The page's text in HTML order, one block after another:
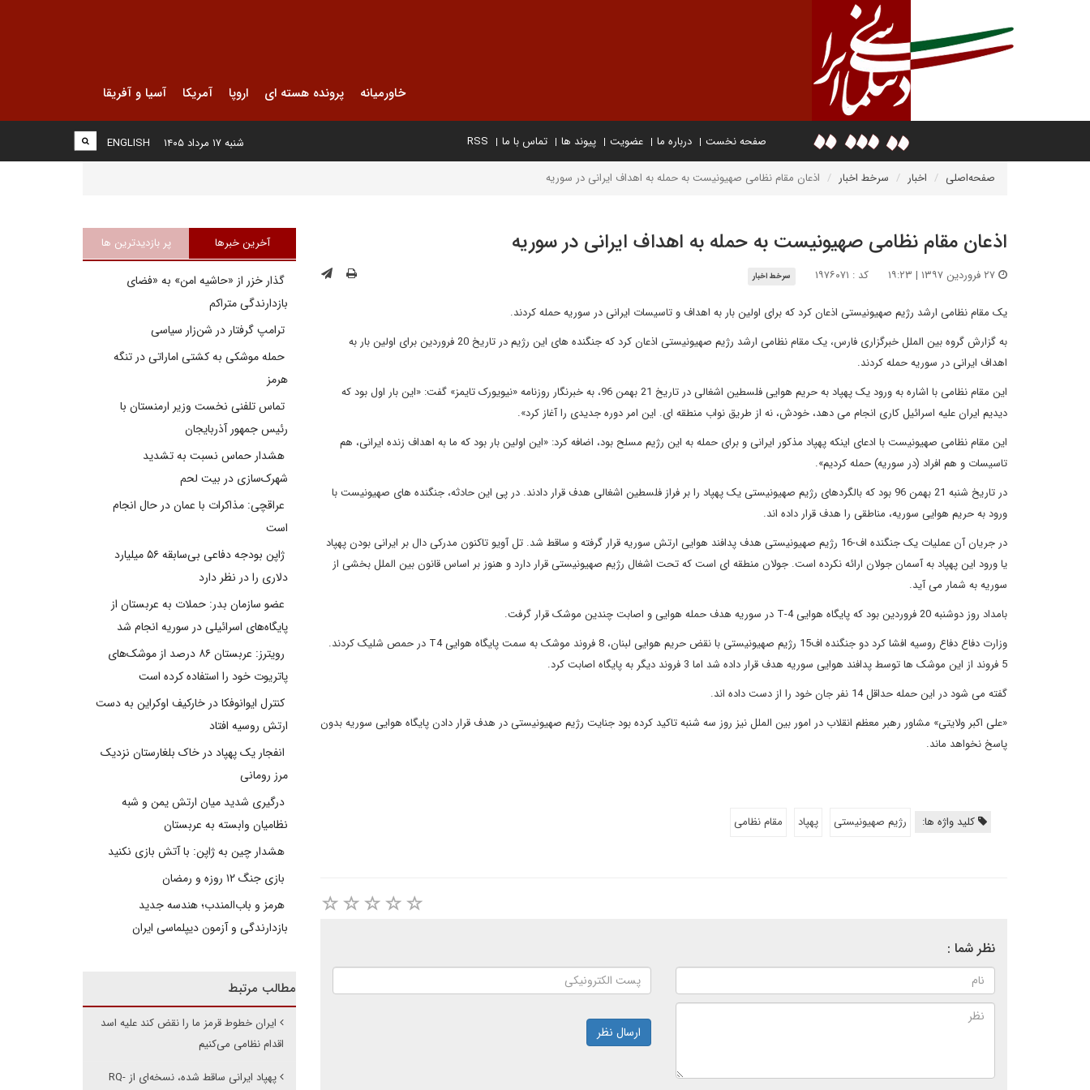
خاورمیانه پرونده هسته ای اروپا آمریکا آسیا و آفریقا
صفحه نخست درباره ما عضویت پیوند ها تماس با ما RSS
ENGLISH شنبه ۱۷ مرداد ۱۴۰۵
صفحه‌اصلی اخبار سرخط اخبار اذعان مقام نظامی صهیونیست به حمله به اهداف ایرانی در سوریه
اذعان مقام نظامی صهیونیست به حمله به اهداف ایرانی در سوریه
کد : ۱۹۷۶۰۷۱ سرخط اخبار
یک مقام نظامی ارشد رژیم صهیونیستی اذعان کرد که برای اولین بار به اهداف و تاسیسات ایرانی در سوریه حمله کردند.
به گزارش گروه بین الملل خبرگزاری فارس، یک مقام نظامی ارشد رژیم صهیونیستی اذعان کرد که جنگنده های این رژیم در تاریخ 20 فروردین برای اولین بار به
اهداف ایرانی در سوریه حمله کردند.
این مقام نظامی با اشاره به ورود یک پهپاد به حریم هوایی فلسطین اشغالی در تاریخ 21 بهمن 96، به خبرنگار روزنامه «نیویورک تایمز» گفت: «این بار اول بود که
دیدیم ایران علیه اسرائیل کاری انجام می دهد، خودش، نه از طریق نواب منطقه ای. این امر دوره جدیدی را آغاز کرد».
این مقام نظامی صهیونیست با ادعای اینکه پهپاد مذکور ایرانی و برای حمله به این رژیم مسلح بود، اضافه کرد: «این اولین بار بود که ما به اهداف زنده ایرانی، هم
تاسیسات و هم افراد (در سوریه) حمله کردیم».
در تاریخ شنبه 21 بهمن 96 بود که بالگردهای رژیم صهیونیستی یک پهپاد را بر فراز فلسطین اشغالی هدف قرار دادند. در پی این حادثه، جنگنده های صهیونیست با
ورود به حریم هوایی سوریه، مناطقی را هدف قرار داده اند.
در جریان آن عملیات یک جنگنده اف-16 رژیم صهیونیستی هدف پدافند هوایی ارتش سوریه قرار گرفته و ساقط شد. تل آویو تاکنون مدرکی دال بر ایرانی بودن پهپاد
یا ورود این پهپاد به آسمان جولان ارائه نکرده است. جولان منطقه ای است که تحت اشغال رژیم صهیونیستی قرار دارد و هنوز بر اساس قانون بین الملل بخشی از
سوریه به شمار می آید.
بامداد روز دوشنبه 20 فروردین بود که پایگاه هوایی T-4 در سوریه هدف حمله هوایی و اصابت چندین موشک قرار گرفت.
وزارت دفاع دفاع روسیه افشا کرد دو جنگنده اف15 رژیم صهیونیستی با نقض حریم هوایی لبنان، 8 فروند موشک به سمت پایگاه هوایی T4 در حمص شلیک کردند.
5 فروند از این موشک ها توسط پدافند هوایی سوریه هدف قرار داده شد اما 3 فروند دیگر به پایگاه اصابت کرد.
گفته می شود در این حمله حداقل 14 نفر جان خود را از دست داده اند.
«علی اکبر ولایتی» مشاور رهبر معظم انقلاب در امور بین الملل نیز روز سه شنبه تاکید کرده بود جنایت رژیم صهیونیستی در هدف قرار دادن پایگاه هوایی سوریه بدون
پاسخ نخواهد ماند.
کلید واژه ها: رژیم صهیونیستی پهپاد مقام نظامی
نظر شما :
ارسال نظر
آخرین خبرها پر بازدیدترین ها
گذار خزر از «حاشیه امن» به «فضای
بازدارندگی متراکم
ترامپ گرفتار در شن‌زار سیاسی
حمله موشکی به کشتی اماراتی در تنگه
هرمز
تماس تلفنی نخست وزیر ارمنستان با
رئیس جمهور آذربایجان
هشدار حماس نسبت به تشدید
شهرک‌سازی در بیت‌ لحم
عراقچی: مذاکرات با عمان در حال انجام
است
ژاپن بودجه دفاعی بی‌سابقه ۵۶ میلیارد
دلاری را در نظر دارد
عضو سازمان بدر: حملات به عربستان از
پایگاه‌های اسرائیلی در سوریه انجام شد
رویترز: عربستان ۸۶ درصد از موشک‌های
پاتریوت خود را استفاده کرده است
کنترل ایوانوفکا در خارکیف اوکراین به دست
ارتش روسیه افتاد
انفجار یک پهپاد در خاک بلغارستان نزدیک
مرز رومانی
درگیری شدید میان ارتش یمن و شبه
نظامیان وابسته به عربستان
هشدار چین به ژاپن: با آتش بازی نکنید
بازی جنگ ۱۲ روزه و رمضان
هرمز و باب‌المندب؛ هندسه جدید
بازدارندگی و آزمون دیپلماسی ایران
مطالب مرتبط
ایران خطوط قرمز ما را نقض کند علیه اسد
اقدام نظامی می‌کنیم
پهپاد ایرانی ساقط شده، نسخه‌ای از RQ-